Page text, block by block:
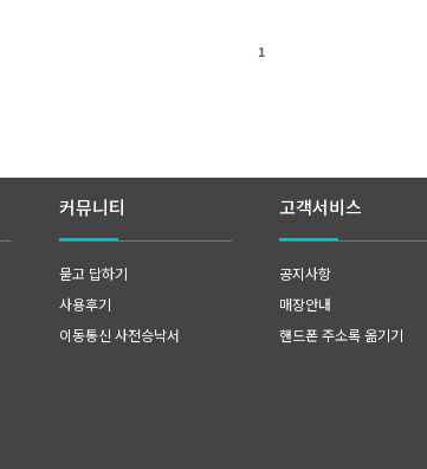
1
커뮤니티
묻고 답하기
사용후기
이동통신 사전승낙서
고객서비스
공지사항
매장안내
핸드폰 주소록 옮기기